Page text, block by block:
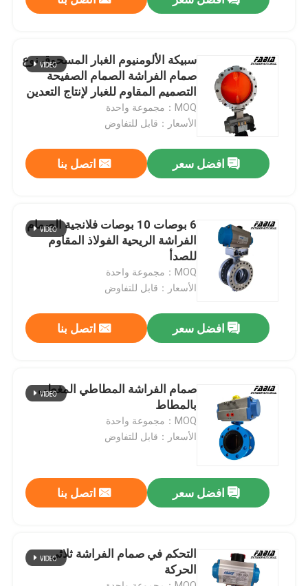
المنتجات
فيديوهات
معلومات عنا
مراقبة الجودة
اتصل بنا
اطلب اقتباس
صمام الفراشة الهوائي
سبيكة الألومنيوم الغبار المسحوق نوع
صمام الفراشة الصمام الصفيحة
التصميم المقاوم للغبار لإنتاج التعدين
والاسمنت
MOQ：مجموعة واحدة
الأسعار：قابل للتفاوض
افضل سعر اتصل بنا
6 بوصات 10 بوصات فلانجية الصمام
الفراشة الريحية الفولاذ المقاوم
للصدأ
MOQ：مجموعة واحدة
الأسعار：قابل للتفاوض
افضل سعر اتصل بنا
صمام الفراشة المطاطي المغطى
بالمطاط
MOQ：مجموعة واحدة
الأسعار：قابل للتفاوض
افضل سعر اتصل بنا
التحكم في صمام الفراشة ثلاثي
الحركة